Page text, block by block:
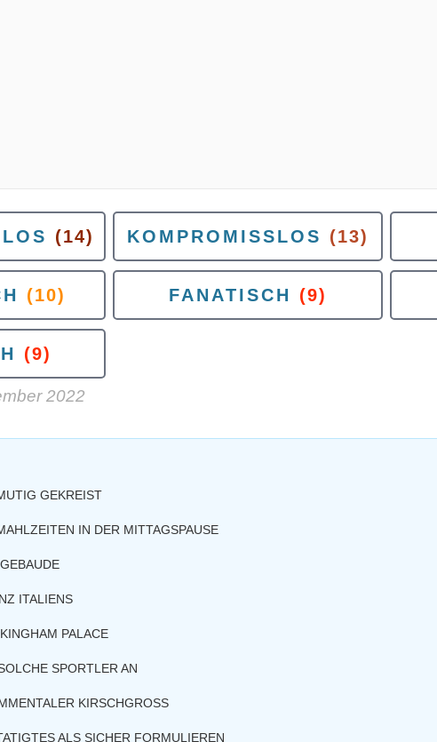
(14) KOMPROMISSLOS (13)
(10) FANATISCH (9)
(9)
2022
GEKREIST
IN DER MITTAGSPAUSE
ITALIENS
PALACE
SPORTLER AN
KIRSCHGROSS
ALS SICHER FORMULIEREN